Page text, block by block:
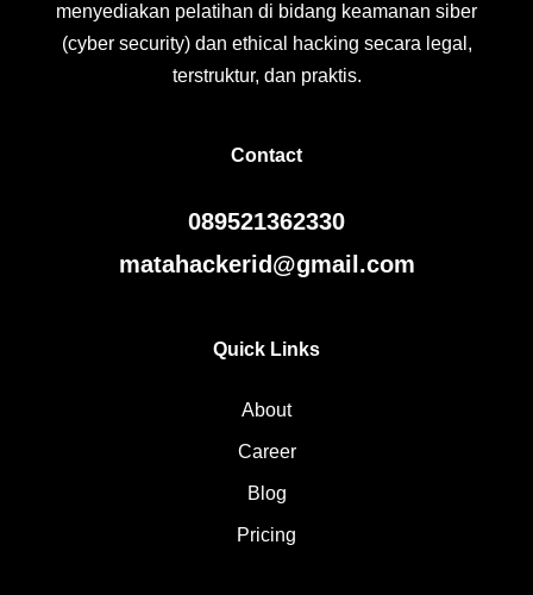
menyediakan pelatihan di bidang keamanan siber
(cyber security) dan ethical hacking secara legal,
terstruktur, dan praktis.
Contact
089521362330
matahackerid@gmail.com
Quick Links
About
Career
Blog
Pricing